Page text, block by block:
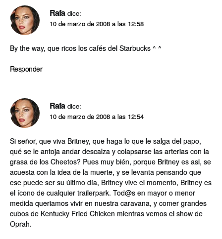
Rafa dice:
10 de marzo de 2008 a las 12:58
By the way, que ricos los cafés del Starbucks ^ ^
Responder
Rafa dice:
10 de marzo de 2008 a las 12:54
Si señor, que viva Britney, que haga lo que le salga del papo,
qué se le antoja andar descalza y colapsarse las arterias con la
grasa de los Cheetos? Pues muy bién, porque Britney es asi, se
acuesta con la idea de la muerte, y se levanta pensando que
ese puede ser su último dí­a, Britney vive el momento, Britney es
el í­cono de cualquier trailerpark. Tod@s en mayor o menor
medida queriamos vivir en nuestra caravana, y comer grandes
cubos de Kentucky Fried Chicken mientras vemos el show de
Oprah.